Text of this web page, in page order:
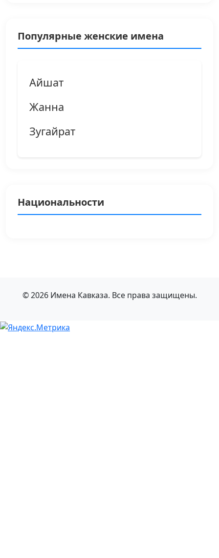
Популярные женские имена
Айшат
Жанна
Зугайрат
Национальности
© 2026 Имена Кавказа. Все права защищены.